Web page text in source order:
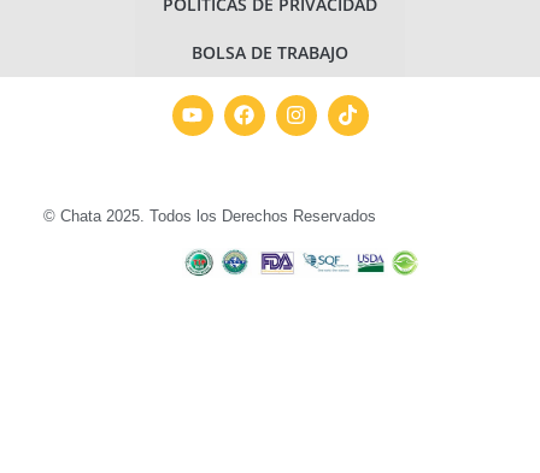
BOLSA DE TRABAJO
© Chata 2025. Todos los Derechos Reservados